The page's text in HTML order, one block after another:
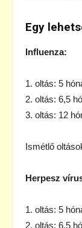
Egy
Influenza:
1. oltás: 5
2. oltás: 6,5
3. oltás: 12
Ismétlő
Herpesz
1. oltás: 5
2. oltás: 6,5